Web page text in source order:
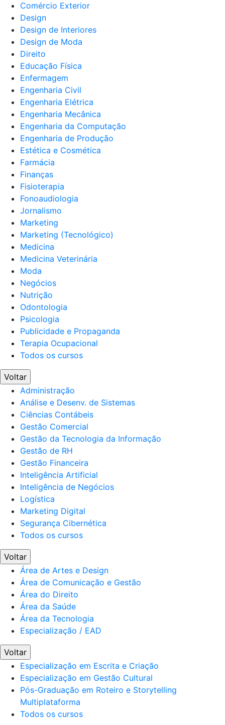
Comércio Exterior
Design
Design de Interiores
Design de Moda
Direito
Educação Física
Enfermagem
Engenharia Civil
Engenharia Elétrica
Engenharia Mecânica
Engenharia da Computação
Engenharia de Produção
Estética e Cosmética
Farmácia
Finanças
Fisioterapia
Fonoaudiologia
Jornalismo
Marketing
Marketing (Tecnológico)
Medicina
Medicina Veterinária
Moda
Negócios
Nutrição
Odontologia
Psicologia
Publicidade e Propaganda
Terapia Ocupacional
Todos os cursos
Voltar
Administração
Análise e Desenv. de Sistemas
Ciências Contábeis
Gestão Comercial
Gestão da Tecnologia da Informação
Gestão de RH
Gestão Financeira
Inteligência Artificial
Inteligência de Negócios
Logística
Marketing Digital
Segurança Cibernética
Todos os cursos
Voltar
Área de Artes e Design
Área de Comunicação e Gestão
Área do Direito
Área da Saúde
Área da Tecnologia
Especialização / EAD
Voltar
Especialização em Escrita e Criação
Especialização em Gestão Cultural
Pós-Graduação em Roteiro e Storytelling
Multiplataforma
Todos os cursos